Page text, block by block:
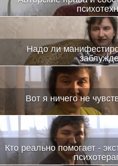
Надо ли
Вот я ничего не
Кто реально помогает -